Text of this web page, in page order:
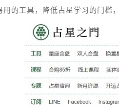
用的工具，降低占星学习的门槛